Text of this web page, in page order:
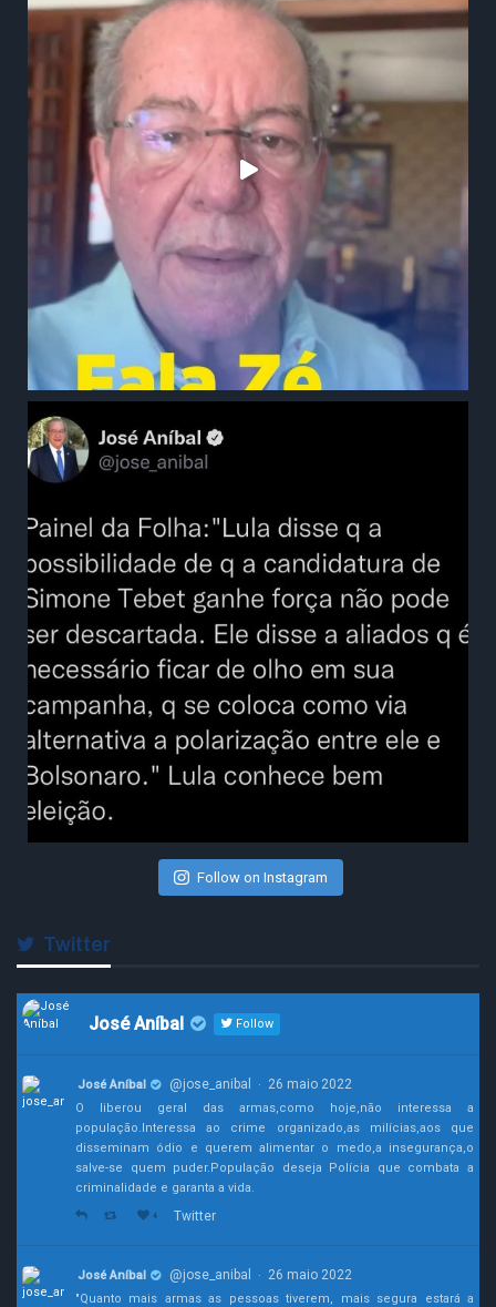
Follow on Instagram
Twitter
José Aníbal Follow
José Aníbal @jose_anibal · 26 maio 2022
O liberou geral das armas,como hoje,não interessa a
população.Interessa ao crime organizado,as milícias,aos que
disseminam ódio e querem alimentar o medo,a insegurança,o
salve-se quem puder.População deseja Polícia que combata a
criminalidade e garanta a vida.
4 Twitter
José Aníbal @jose_anibal · 26 maio 2022
"Quanto mais armas as pessoas tiverem, mais segura estará a